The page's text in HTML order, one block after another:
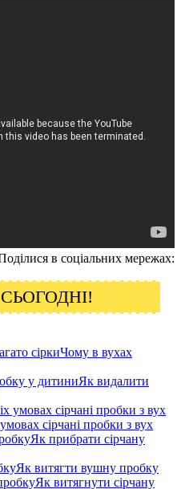
в соціальних мережах:
СЬОГОДНІ!
Чому в вухах
Як видалити
сірчані пробки з вух
Як прибрати сірчану
Як витягти вушну пробку
Як витягнути сірчану